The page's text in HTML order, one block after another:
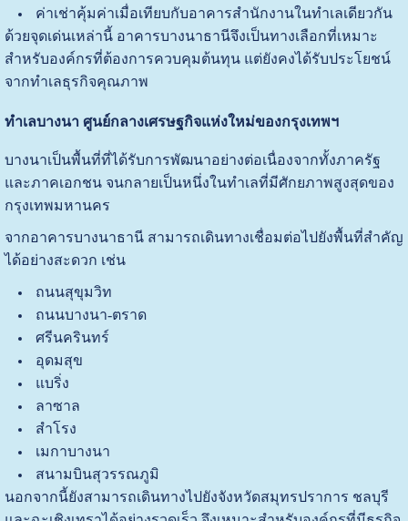
ค่าเช่าคุ้มค่าเมื่อเทียบกับอาคารสำนักงานในทำเลเดียวกัน
ด้วยจุดเด่นเหล่านี้ อาคารบางนาธานีจึงเป็นทางเลือกที่เหมาะ
สำหรับองค์กรที่ต้องการควบคุมต้นทุน แต่ยังคงได้รับประโยชน์
จากทำเลธุรกิจคุณภาพ
ทำเลบางนา ศูนย์กลางเศรษฐกิจแห่งใหม่ของกรุงเทพฯ
บางนาเป็นพื้นที่ที่ได้รับการพัฒนาอย่างต่อเนื่องจากทั้งภาครัฐ
และภาคเอกชน จนกลายเป็นหนึ่งในทำเลที่มีศักยภาพสูงสุดของ
กรุงเทพมหานคร
จากอาคารบางนาธานี สามารถเดินทางเชื่อมต่อไปยังพื้นที่สำคัญ
ได้อย่างสะดวก เช่น
ถนนสุขุมวิท
ถนนบางนา-ตราด
ศรีนครินทร์
อุดมสุข
แบริ่ง
ลาซาล
สำโรง
เมกาบางนา
สนามบินสุวรรณภูมิ
นอกจากนี้ยังสามารถเดินทางไปยังจังหวัดสมุทรปราการ ชลบุรี